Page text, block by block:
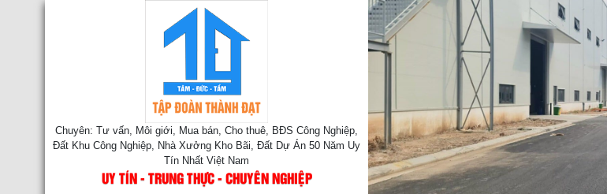
Chuyên: Tư vấn, Môi giới, Mua bán, Cho thuê, BĐS Công Nghiệp,
Đất Khu Công Nghiệp, Nhà Xưởng Kho Bãi, Đất Dự Án 50 Năm Uy
Tín Nhất Việt Nam
UY TÍN - TRUNG THỰC - CHUYÊN NGHIỆP